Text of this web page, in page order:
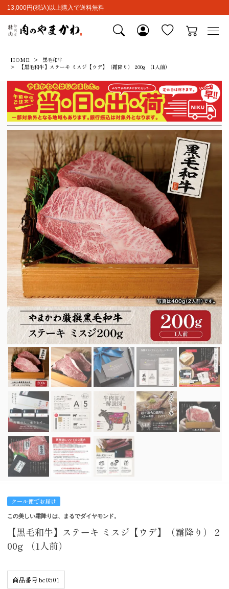
13,000円(税込)以上購入で送料無料
HOME
黒毛和牛
【黒毛和牛】ステーキ ミスジ【ウデ】（霜降り） 200g （1人前）
クール便でお届け
この美しい霜降りは、まるでダイヤモンド。
【黒毛和牛】ステーキ ミスジ【ウデ】（霜降り） 2
00g （1人前）
商品番号bc0501